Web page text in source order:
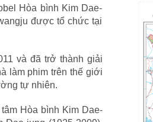
Hòa bình Kim Dae-
được tổ chức tại
và đã trở thành giải
làm phim trên thế giới
tự nhiên.
Hòa bình Kim Dae-